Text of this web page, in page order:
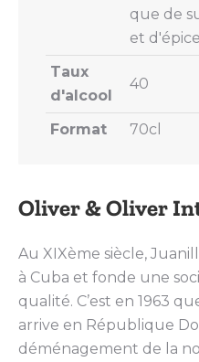
Oliver & Oliver
Au XIXème siècle,
à Cuba et fonde une
qualité. C’est en 1963
arrive en République
déménagement de la
que de
et
Taux
d'alcool
40
Format 70cl